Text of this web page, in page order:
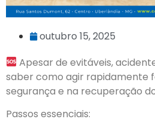
outubro 15, 2025
Apesar de evitáveis,
saber como agir rapidamente
segurança e na recuperação
Passos essenciais: